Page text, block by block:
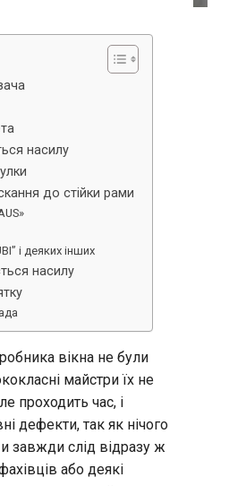
насилу
до стійки рами
і деяких інших
насилу
вікна не були
майстри їх не
проходить час, і
дефекти, так як нічого
завжди слід відразу ж
або деякі